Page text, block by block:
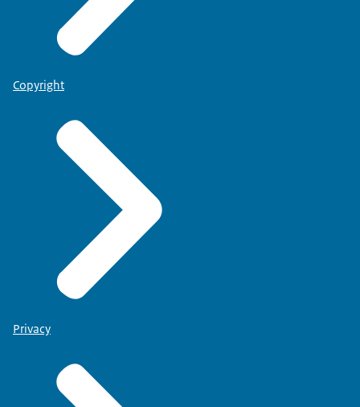
Copyright
Privacy